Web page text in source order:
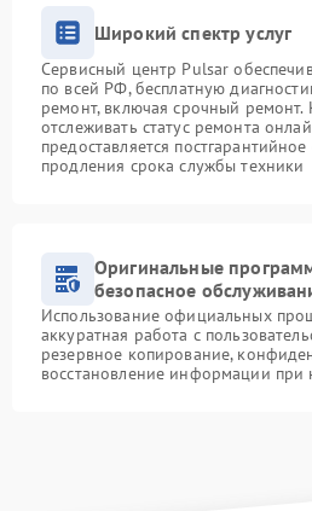
Широкий спектр услуг
Сервисный центр Pulsar
по всей РФ, бесплатную
ремонт, включая срочный ремонт.
отслеживать статус ремонта
предоставляется
продления срока службы техники
Оригинальные
безопасное
Использование официальных
аккуратная работа с
резервное копирование,
восстановление информации при